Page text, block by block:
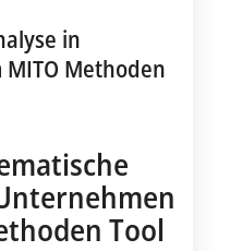
in
Methoden
Tool